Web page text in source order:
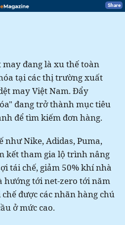
Share
may đang là xu thế toàn
tại các thị trường xuất
may Việt Nam. Đẩy
đang trở thành mục tiêu
để tìm kiếm đơn hàng.
như Nike, Adidas, Puma,
kết tham gia lộ trình nâng
tái chế, giảm 50% khí nhà
hướng tới net-zero tới năm
được các nhãn hàng chú
ở mức cao.